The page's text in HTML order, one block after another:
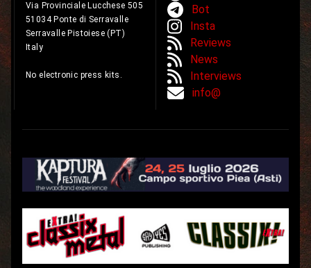
Via Provinciale Lucchese 505
51034 Ponte di Serravalle
Serravalle Pistoiese (PT)
Italy
No electronic press kits.
Bot
Insta
Reviews
News
Interviews
info@